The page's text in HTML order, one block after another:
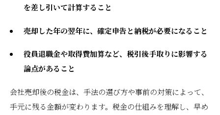
を差し引いて計算すること
売却した年の翌年に、確定申告と納税が必要になること
役員退職金や取得費加算など、税引後手取りに影響する
論点があること
会社売却後の税金は、手法の選び方や事前の対策によって、
手元に残る金額が変わります。税金の仕組みを理解し、早め